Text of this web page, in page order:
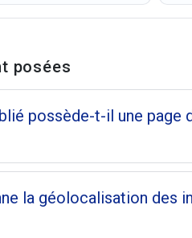
réponses
posées
possède-t-il une page
la géolocalisation des